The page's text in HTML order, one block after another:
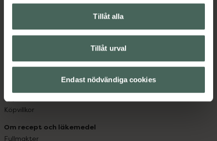
Tillåt alla
Tillåt urval
Endast nödvändiga cookies
Kundservice
Vanliga frågor
Leverans, betalning och retur
App
Köpvillkor
Om recept och läkemedel
Fullmakter